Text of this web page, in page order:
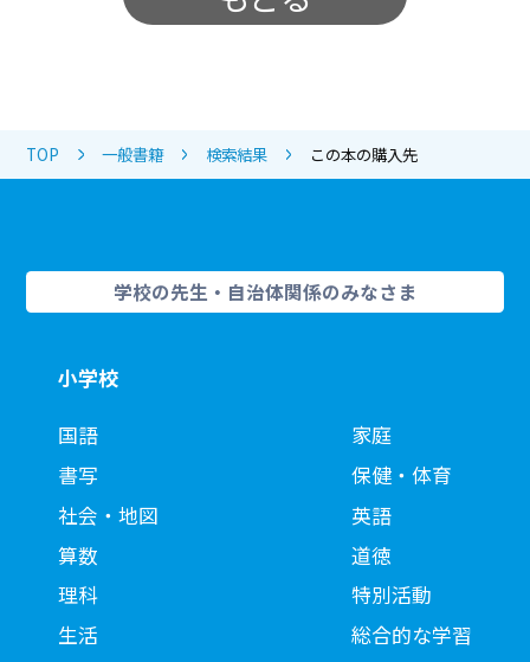
TOP 一般書籍 検索結果 この本の購入先
学校の先生・自治体関係のみなさま
小学校
国語
書写
社会・地図
算数
理科
生活
家庭
保健・体育
英語
道徳
特別活動
総合的な学習